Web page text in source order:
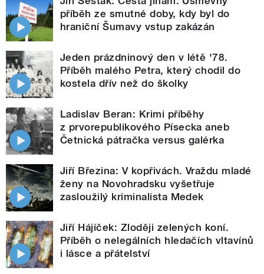
příběh ze smutné doby, kdy byl do
hraniční Šumavy vstup zakázán
Jeden prázdninový den v létě '78.
Příběh malého Petra, který chodil do
kostela dřív než do školky
Ladislav Beran: Krimi příběhy
z prvorepublikového Písecka aneb
Četnická pátračka versus galérka
Jiří Březina: V kopřivách. Vraždu mladé
ženy na Novohradsku vyšetřuje
zasloužilý kriminalista Medek
Jiří Hájíček: Zloději zelených koní.
Příběh o nelegálních hledačích vltavínů
i lásce a přátelství